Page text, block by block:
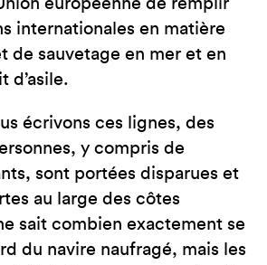
européenne de remplir
internationales en matière
de sauvetage en mer et en
d’asile.
écrivons ces lignes, des
y compris de
sont portées disparues et
au large des côtes
sait combien exactement se
du navire naufragé, mais les